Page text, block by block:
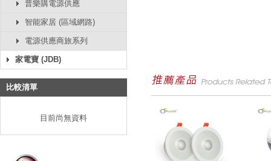
普樂購電源供應
智能家居 (區域網路)
電源供應商旅系列
家電寶 (JDB)
比較清單
目前尚無資料